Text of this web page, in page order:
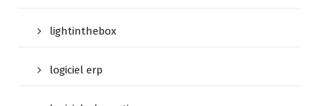
lightinthebox
logiciel erp